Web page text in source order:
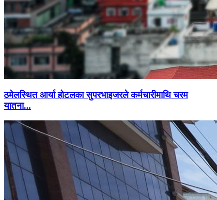
ठमेलस्थित आर्या होटलका सुपरभाइजरले कर्मचारीमाथि चरम
यातना...